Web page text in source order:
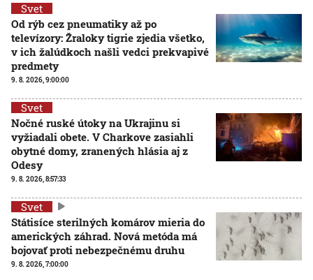
Svet
Od rýb cez pneumatiky až po
televízory: Žraloky tigrie zjedia všetko,
v ich žalúdkoch našli vedci prekvapivé
predmety
9. 8. 2026, 9:00:00
Svet
Nočné ruské útoky na Ukrajinu si
vyžiadali obete. V Charkove zasiahli
obytné domy, zranených hlásia aj z
Odesy
9. 8. 2026, 8:57:33
Svet
Státisíce sterilných komárov mieria do
amerických záhrad. Nová metóda má
bojovať proti nebezpečnému druhu
9. 8. 2026, 7:00:00